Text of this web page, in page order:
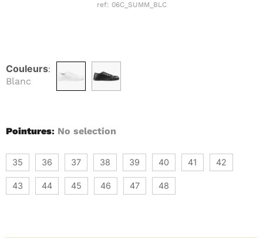
ref: 06C_SUMM_BLC
Couleurs:
Blanc
Pointures: No selection
35 36 37 38 39 40 41 42
43 44 45 46 47 48